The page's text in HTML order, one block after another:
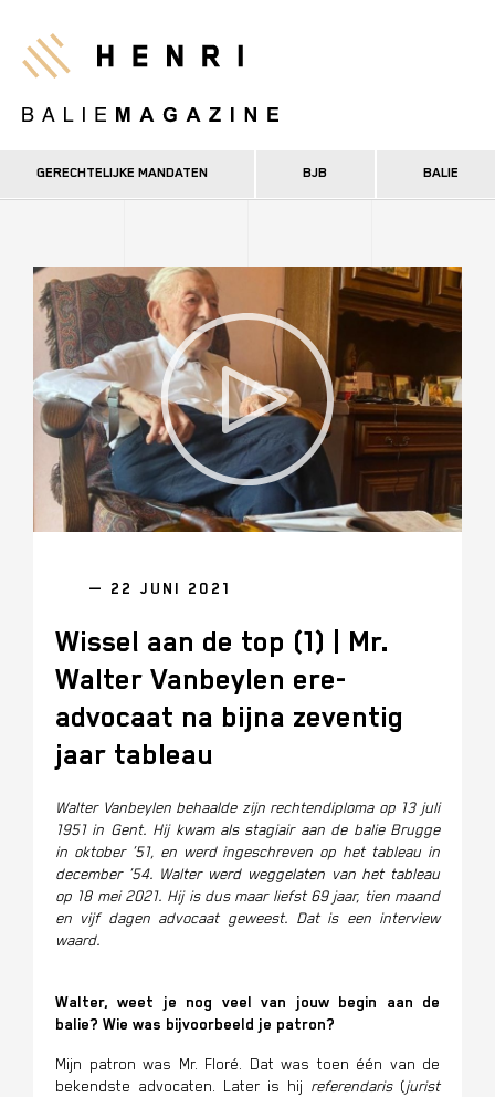
naar
inhoud
Henri
GERECHTELIJKE MANDATEN BJB BALIE
— 22 JUNI 2021
Wissel aan de top (1) | Mr.
Walter Vanbeylen ere-
advocaat na bijna zeventig
jaar tableau
Walter Vanbeylen behaalde zijn rechtendiploma op 13 juli
1951 in Gent. Hij kwam als stagiair aan de balie Brugge
in oktober ’51, en werd ingeschreven op het tableau in
december ’54. Walter werd weggelaten van het tableau
op 18 mei 2021. Hij is dus maar liefst 69 jaar, tien maand
en vijf dagen advocaat geweest. Dat is een interview
waard.
Walter,weet je nog veelvan jouw begin aan de
balie? Wie was bijvoorbeeld je patron?
Mijn patron was Mr. Floré. Dat was toen één van de
bekendste advocaten.
Later is hij referendaris(jurist